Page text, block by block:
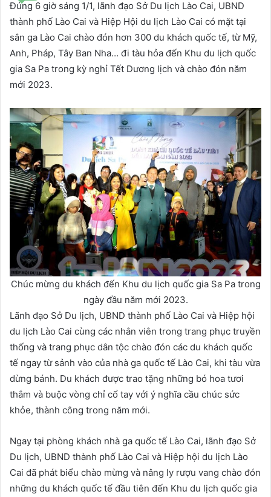
Đúng 6 giờ sáng 1/1, lãnh đạo Sở Du lịch Lào Cai, UBND
thành phố Lào Cai và Hiệp Hội du lịch Lào Cai có mặt tại
sân ga Lào Cai chào đón hơn 300 du khách quốc tế, từ Mỹ,
Anh, Pháp, Tây Ban Nha… đi tàu hỏa đến Khu du lịch quốc
gia Sa Pa trong kỳ nghỉ Tết Dương lịch và chào đón năm
mới 2023.
Chúc mừng du khách đến Khu du lịch quốc gia Sa Pa trong
ngày đầu năm mới 2023.
Lãnh đạo Sở Du lịch, UBND thành phố Lào Cai và Hiệp hội
du lịch Lào Cai cùng các nhân viên trong trang phục truyền
thống và trang phục dân tộc chào đón các du khách quốc
tế ngay từ sảnh vào của nhà ga quốc tế Lào Cai, khi tàu vừa
dừng bánh. Du khách được trao tặng những bó hoa tươi
thắm và buộc vòng chỉ cổ tay với ý nghĩa cầu chúc sức
khỏe, thành công trong năm mới.
Ngay tại phòng khách nhà ga quốc tế Lào Cai, lãnh đạo Sở
Du lịch, UBND thành phố Lào Cai và Hiệp hội du lịch Lào
Cai đã phát biểu chào mừng và nâng ly rượu vang chào đón
những du khách quốc tế đầu tiên đến Khu du lịch quốc gia